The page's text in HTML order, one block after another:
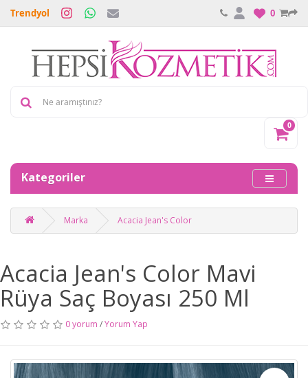
Trendyol 0
0
Kategoriler
Marka Acacia Jean's Color
Acacia Jean's Color Mavi
Rüya Saç Boyası 250 Ml
0 yorum /Yorum Yap